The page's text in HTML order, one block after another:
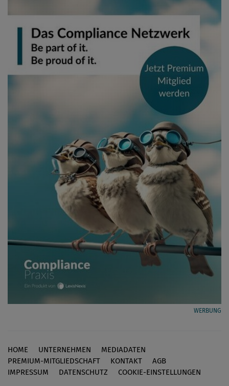
WERBUNG
Footer
HOME UNTERNEHMEN
MEDIADATEN
PREMIUM-MITGLIEDSCHAFT
KONTAKT
AGB
IMPRESSUM
DATENSCHUTZ COOKIE-EINSTELLUNGEN